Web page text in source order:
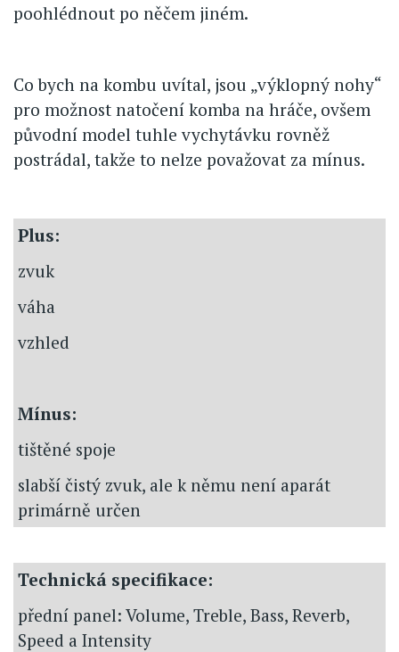
poohlédnout po něčem jiném.
Co bych na kombu uvítal, jsou „výklopný nohy“
pro možnost natočení komba na hráče, ovšem
původní model tuhle vychytávku rovněž
postrádal, takže to nelze považovat za mínus.
Plus:
zvuk
váha
vzhled
Mínus:
tištěné spoje
slabší čistý zvuk, ale k němu není aparát
primárně určen
Technická specifikace:
přední panel: Volume, Treble, Bass, Reverb,
Speed a Intensity